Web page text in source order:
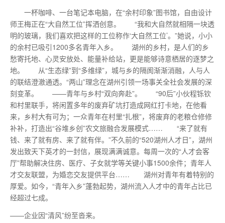
一杯咖啡、一台笔记本电脑，在“余村印象”图书馆，自由设计
师王梅正在“大自然工位”挥洒创意。 “我和大自然就相隔一块透
明的玻璃，我们喜欢把这样的工位称作‘大自然工位’。”她说，小小
的余村已吸引1200多名青年入乡。 湖州的乡村，是人们的乡
愁寄托地、心灵安放处、能量补给站，更是能够诗意栖居的逐梦之
地。 从“生态绿”到“多维绿”，城与乡的隔阂渐渐消融，人与人
的联结澄澈通透。“两山”理念在湖州引领一场事关全社会发展的深
刻变革。 ——青年与乡村“双向奔赴”。 “90后”小伙程铄钦
和村里联手，将闲置多年的废弃矿坑打造成网红打卡地，在他看
来，乡村大有可为；一众青年在村里“扎根”，将废弃的老粮仓修修
补补，打造出“谷堆乡创”农文旅融合发展模式…… “来了就有
钱、来了就有房、来了就有伴。”不久前的“520湖州人才日”，湖州
发出致天下英才的一封信，展现满满诚意。每周一次的“人才会客
厅”帮助解决住房、医疗、子女就学等关键小事1500余件；青年人
才交友联盟，为婚恋交友提供平台…… 湖州对青年有着特别的
厚爱。如今，“青年入乡”蓬勃起势，湖州流入人才中的青年占比已
经超过七成。
——企业因“清风”纷至沓来。